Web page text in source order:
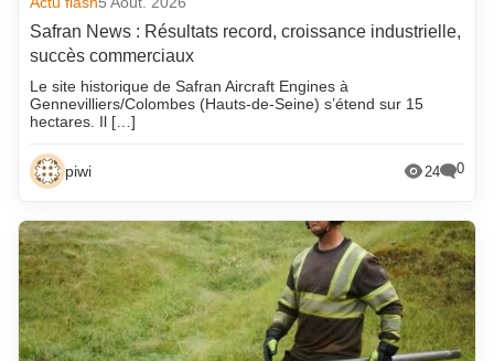
Safran News : Résultats record, croissance industrielle,
succès commerciaux
Le site historique de Safran Aircraft Engines à
Gennevilliers/Colombes (Hauts-de-Seine) s’étend sur 15
hectares. Il […]
piwi 24 0